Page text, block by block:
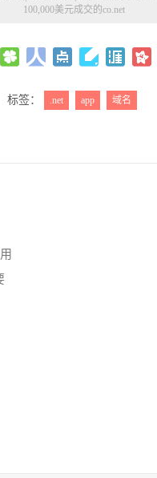
100,000美元成交的co.net
标签： .net app 域名